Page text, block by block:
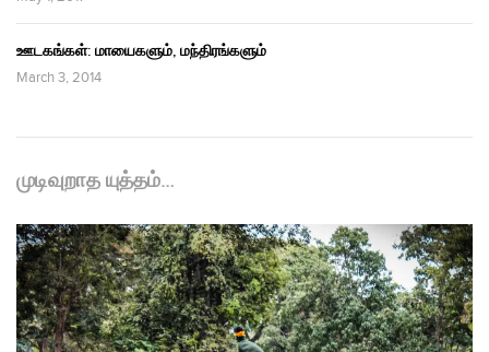
ஊடகங்கள்: மாயைகளும், மந்திரங்களும்
March 3, 2014
முடிவுறாத யுத்தம்…